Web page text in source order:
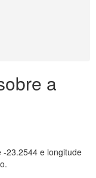
a
-23.2544 e longitude